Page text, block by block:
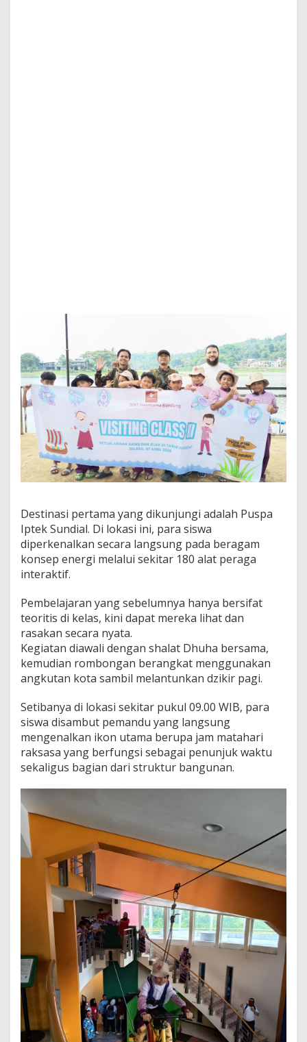
Destinasi pertama yang dikunjungi adalah Puspa
Iptek Sundial. Di lokasi ini, para siswa
diperkenalkan secara langsung pada beragam
konsep energi melalui sekitar 180 alat peraga
interaktif.
Pembelajaran yang sebelumnya hanya bersifat
teoritis di kelas, kini dapat mereka lihat dan
rasakan secara nyata.
Kegiatan diawali dengan shalat Dhuha bersama,
kemudian rombongan berangkat menggunakan
angkutan kota sambil melantunkan dzikir pagi.
Setibanya di lokasi sekitar pukul 09.00 WIB, para
siswa disambut pemandu yang langsung
mengenalkan ikon utama berupa jam matahari
raksasa yang berfungsi sebagai penunjuk waktu
sekaligus bagian dari struktur bangunan.